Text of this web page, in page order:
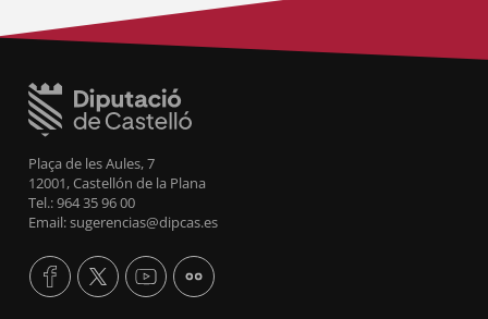
Plaça de les Aules, 7
12001, Castellón de la Plana
Tel.: 964 35 96 00
Email: sugerencias@dipcas.es